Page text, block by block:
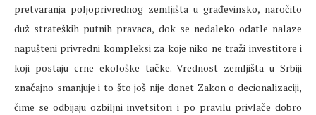
pretvaranja poljoprivrednog zemljišta u građevinsko, naročito
duž strateških putnih pravaca, dok se nedaleko odatle nalaze
napušteni privredni kompleksi za koje niko ne traži investitore i
koji postaju crne ekološke tačke. Vrednost zemljišta u Srbiji
značajno smanjuje i to što još nije donet Zakon o decionalizaciji,
čime se odbijaju ozbiljni invetsitori i po pravilu privlače dobro